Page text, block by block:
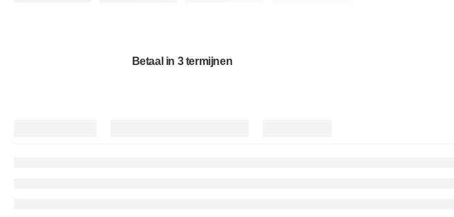
Betaal in 3 termijnen